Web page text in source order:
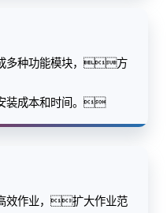
多种功能模块，方
装成本和时间。
效作业，扩大作业范